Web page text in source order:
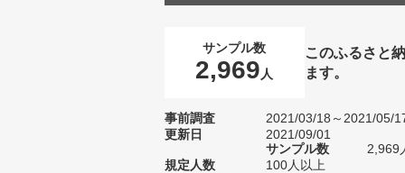
サンプル数
2,969 人
このふるさと
ます。
事前調査
2021/03/18～2021/05/
更新日
2021/09/01
サンプル数
2,969
規定人数
100人以上